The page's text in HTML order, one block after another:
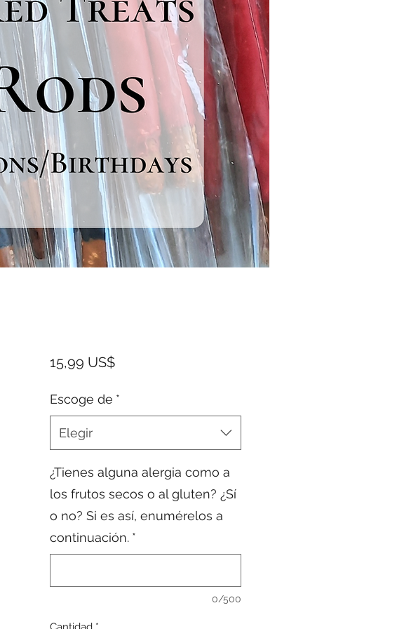
15,99 US$Precio
Escoge de *
Elegir
¿Tienes alguna alergia como a
los frutos secos o al gluten? ¿Sí
o no? Si es así, enumérelos a
continuación. *
0/500